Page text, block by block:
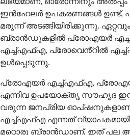
ഇൻഹേലർ ഉപകരണങ്ങൾ ഉണ്ട്,
മരുന്ന് അടങ്ങിയിരിക്കുന്നു.
ബ്രാൻഡുകളിൽ പ്രോഎയർ
എച്ച്എഫ്എ, പ്രോവെൻ്റിൽ
ഉൾപ്പെടുന്നു.
പ്രോഎയർ എച്ച്എഫ്എ,
എന്നിവ ഉപയോക്തൃ സൗഹൃദ
വരുന്ന ജനപ്രിയ
എച്ച്എഫ്എ എന്നത് വ്യാപകമായി
മറ്റൊരു ബ്രാൻഡാണ്, ഇത് പല